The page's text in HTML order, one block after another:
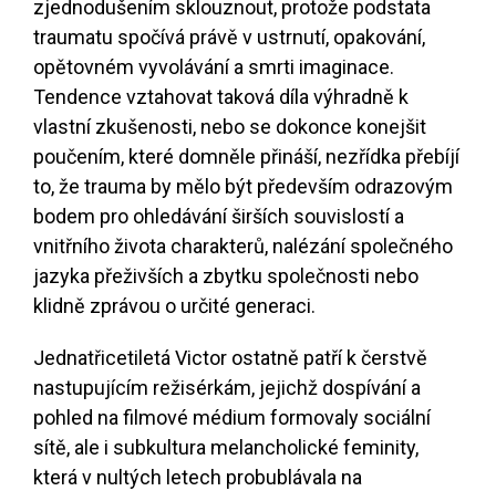
zjednodušením sklouznout, protože podstata
traumatu spočívá právě v ustrnutí, opakování,
opětovném vyvolávání a smrti imaginace.
Tendence vztahovat taková díla výhradně k
vlastní zkušenosti, nebo se dokonce konejšit
poučením, které domněle přináší, nezřídka přebíjí
to, že trauma by mělo být především odrazovým
bodem pro ohledávání širších souvislostí a
vnitřního života charakterů, nalézání společného
jazyka přeživších a zbytku společnosti nebo
klidně zprávou o určité generaci.
Jednatřicetiletá Victor ostatně patří k čerstvě
nastupujícím režisérkám, jejichž dospívání a
pohled na filmové médium formovaly sociální
sítě, ale i subkultura melancholické feminity,
která v nultých letech probublávala na